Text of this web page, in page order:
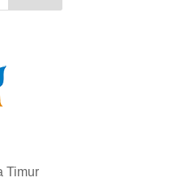
Timur